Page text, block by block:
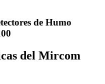
de Humo
del Mircom